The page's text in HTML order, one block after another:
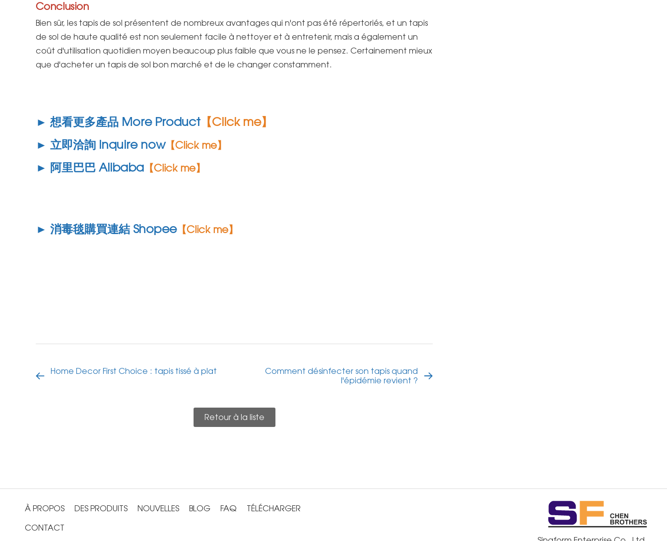
Conclusion
Bien sûr, les tapis de sol présentent de nombreux avantages qui n'ont pas été répertoriés, et un tapis
de sol de haute qualité est non seulement facile à nettoyer et à entretenir, mais a également un
coût d'utilisation quotidien moyen beaucoup plus faible que vous ne le pensez. Certainement mieux
que d'acheter un tapis de sol bon marché et de le changer constamment.
► 想看更多產品 More Product 【Click me】
► 立即洽詢 Inquire now【Click me】
► 阿里巴巴 Alibaba 【Click me】
► 消毒毯購買連結 Shopee【Click me】
Home Decor First Choice : tapis tissé à plat
Comment désinfecter son tapis quand
l'épidémie revient ?
Retour à la liste
À PROPOS DES PRODUITS NOUVELLES BLOG FAQ TÉLÉCHARGER
CONTACT